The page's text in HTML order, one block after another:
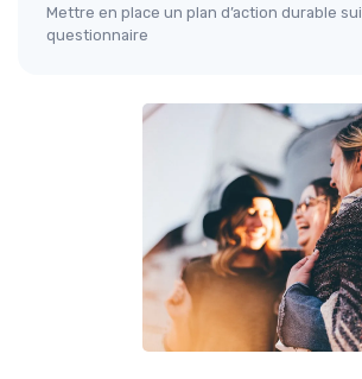
Mettre en place un plan d’action durable
questionnaire